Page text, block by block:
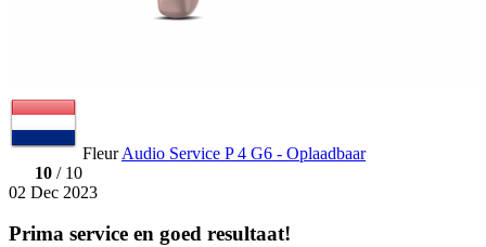
FleurAudio Service P 4 G6 - Oplaadbaar
10 / 10
02 Dec 2023
Prima service en goed resultaat!